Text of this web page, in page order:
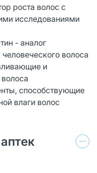
роста волос с
исследованиями
- аналог
волоса
и
способствующие
влаги волос